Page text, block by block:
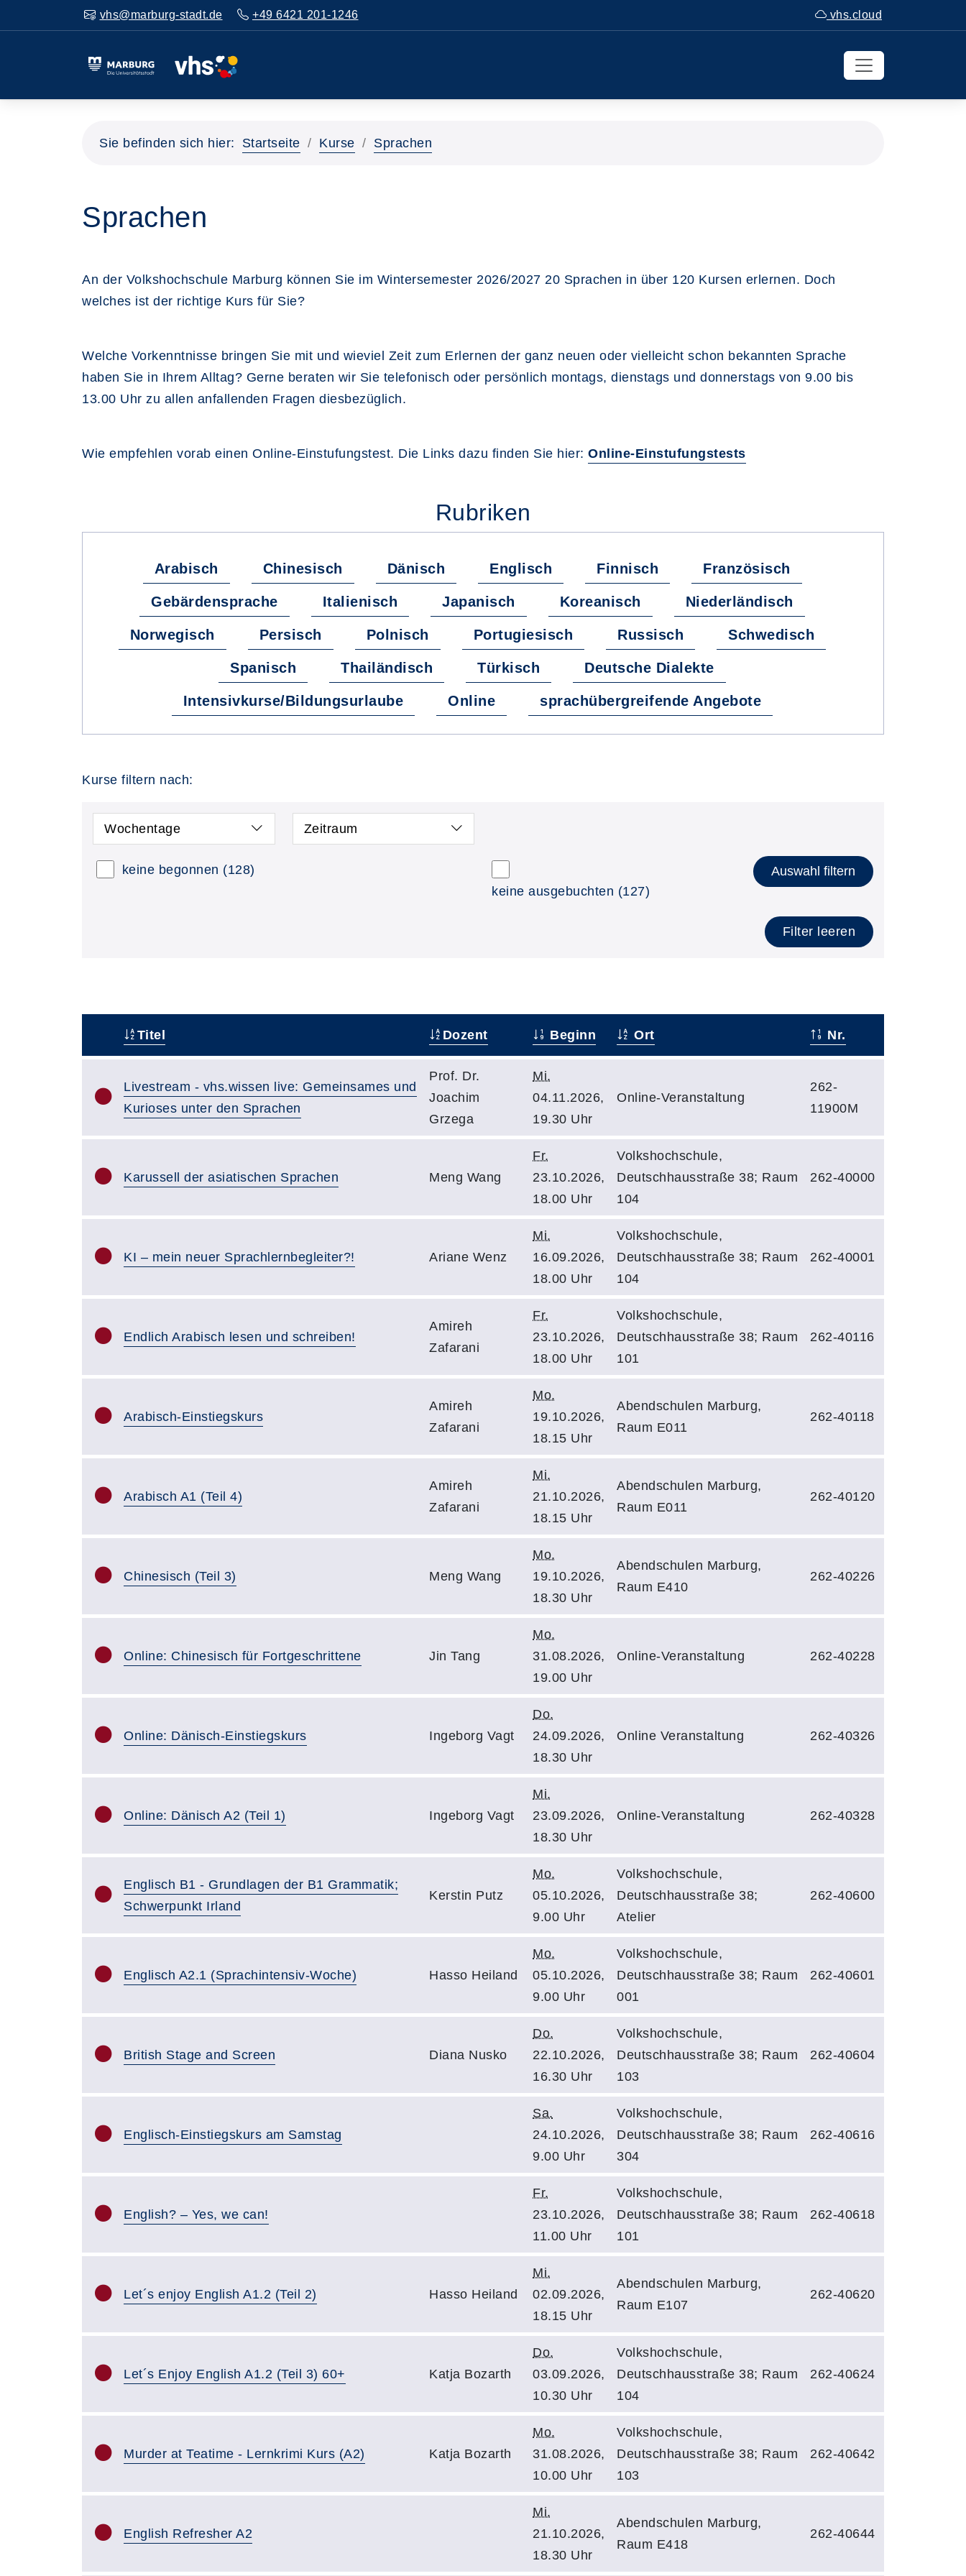
vhs@marburg-stadt.de +49 6421 201-1246 vhs.cloud
Sie befinden sich hier: Startseite Kurse Sprachen
Sprachen
An der Volkshochschule Marburg können Sie im Wintersemester 2026/2027 20 Sprachen in über 120 Kursen erlernen. Doch
welches ist der richtige Kurs für Sie?
Welche Vorkenntnisse bringen Sie mit und wieviel Zeit zum Erlernen der ganz neuen oder vielleicht schon bekannten Sprache
haben Sie in Ihrem Alltag? Gerne beraten wir Sie telefonisch oder persönlich montags, dienstags und donnerstags von 9.00 bis
13.00 Uhr zu allen anfallenden Fragen diesbezüglich.
Wie empfehlen vorab einen Online-Einstufungstest. Die Links dazu finden Sie hier: Online-Einstufungstests
Rubriken
Arabisch Chinesisch Dänisch Englisch Finnisch Französisch
Gebärdensprache Italienisch Japanisch Koreanisch Niederländisch
Norwegisch Persisch Polnisch Portugiesisch Russisch Schwedisch
Spanisch Thailändisch Türkisch Deutsche Dialekte
Intensivkurse/Bildungsurlaube Online sprachübergreifende Angebote
Kurse filtern nach:
Wochentage Zeitraum
keine begonnen (128)
keine ausgebuchten (127)
Auswahl filtern
Filter leeren
Titel Dozent Beginn Ort Nr.
Livestream - vhs.wissen live: Gemeinsames und
Kurioses unter den Sprachen
Prof. Dr.
Joachim
Grzega
Mi.
04.11.2026,
19.30 Uhr
Online-Veranstaltung
262-
11900M
Karussell der asiatischen Sprachen Meng Wang
Fr.
23.10.2026,
18.00 Uhr
Volkshochschule,
Deutschhausstraße 38; Raum
104
262-40000
KI – mein neuer Sprachlernbegleiter?! Ariane Wenz
Mi.
16.09.2026,
18.00 Uhr
Volkshochschule,
Deutschhausstraße 38; Raum
104
262-40001
Endlich Arabisch lesen und schreiben!
Amireh
Zafarani
Fr.
23.10.2026,
18.00 Uhr
Volkshochschule,
Deutschhausstraße 38; Raum
101
262-40116
Arabisch-Einstiegskurs
Amireh
Zafarani
Mo.
19.10.2026,
18.15 Uhr
Abendschulen Marburg,
Raum E011
262-40118
Arabisch A1 (Teil 4)
Amireh
Zafarani
Mi.
21.10.2026,
18.15 Uhr
Abendschulen Marburg,
Raum E011
262-40120
Chinesisch (Teil 3) Meng Wang
Mo.
19.10.2026,
18.30 Uhr
Abendschulen Marburg,
Raum E410
262-40226
Online: Chinesisch für Fortgeschrittene Jin Tang
Mo.
31.08.2026,
19.00 Uhr
Online-Veranstaltung 262-40228
Online: Dänisch-Einstiegskurs Ingeborg Vagt
Do.
24.09.2026,
18.30 Uhr
Online Veranstaltung 262-40326
Online: Dänisch A2 (Teil 1) Ingeborg Vagt
Mi.
23.09.2026,
18.30 Uhr
Online-Veranstaltung 262-40328
Englisch B1 - Grundlagen der B1 Grammatik;
Schwerpunkt Irland
Kerstin Putz
Mo.
05.10.2026,
9.00 Uhr
Volkshochschule,
Deutschhausstraße 38;
Atelier
262-40600
Englisch A2.1 (Sprachintensiv-Woche) Hasso Heiland
Mo.
05.10.2026,
9.00 Uhr
Volkshochschule,
Deutschhausstraße 38; Raum
001
262-40601
British Stage and Screen Diana Nusko
Do.
22.10.2026,
16.30 Uhr
Volkshochschule,
Deutschhausstraße 38; Raum
103
262-40604
Englisch-Einstiegskurs am Samstag
Sa.
24.10.2026,
9.00 Uhr
Volkshochschule,
Deutschhausstraße 38; Raum
304
262-40616
English? – Yes, we can!
Fr.
23.10.2026,
11.00 Uhr
Volkshochschule,
Deutschhausstraße 38; Raum
101
262-40618
Let´s enjoy English A1.2 (Teil 2) Hasso Heiland
Mi.
02.09.2026,
18.15 Uhr
Abendschulen Marburg,
Raum E107
262-40620
Let´s Enjoy English A1.2 (Teil 3) 60+ Katja Bozarth
Do.
03.09.2026,
10.30 Uhr
Volkshochschule,
Deutschhausstraße 38; Raum
104
262-40624
Murder at Teatime - Lernkrimi Kurs (A2) Katja Bozarth
Mo.
31.08.2026,
10.00 Uhr
Volkshochschule,
Deutschhausstraße 38; Raum
103
262-40642
English Refresher A2
Mi.
21.10.2026,
18.30 Uhr
Abendschulen Marburg,
Raum E418
262-40644